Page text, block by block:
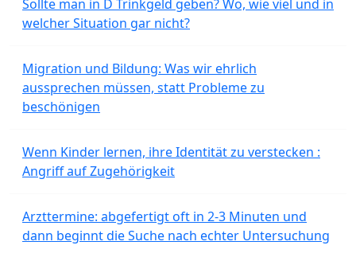
Sollte man in D Trinkgeld geben? Wo, wie viel und in
welcher Situation gar nicht?
Migration und Bildung: Was wir ehrlich
aussprechen müssen, statt Probleme zu
beschönigen
Wenn Kinder lernen, ihre Identität zu verstecken :
Angriff auf Zugehörigkeit
Arzttermine: abgefertigt oft in 2-3 Minuten und
dann beginnt die Suche nach echter Untersuchung